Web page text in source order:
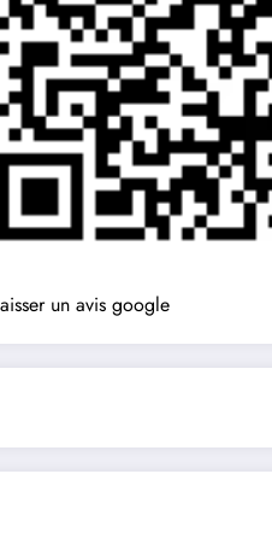
un avis google